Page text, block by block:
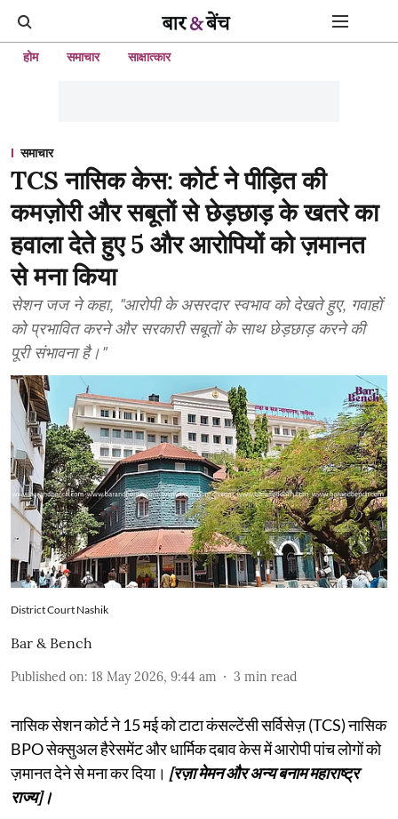
होम समाचार साक्षात्कार
समाचार
TCS नासिक केस: कोर्ट ने पीड़ित की
कमज़ोरी और सबूतों से छेड़छाड़ के खतरे का
हवाला देते हुए 5 और आरोपियों को ज़मानत
से मना किया
सेशन जज ने कहा, "आरोपी के असरदार स्वभाव को देखते हुए, गवाहों
को प्रभावित करने और सरकारी सबूतों के साथ छेड़छाड़ करने की
पूरी संभावना है।"
District Court Nashik
Bar & Bench
Published on: 18 May 2026, 9:44 am 3 min read
नासिक सेशन कोर्ट ने 15 मई को टाटा कंसल्टेंसी सर्विसेज़ (TCS) नासिक
BPO सेक्सुअल हैरेसमेंट और धार्मिक दबाव केस में आरोपी पांच लोगों को
ज़मानत देने से मना कर दिया। [रज़ा मेमन और अन्य बनाम महाराष्ट्र
राज्य]।